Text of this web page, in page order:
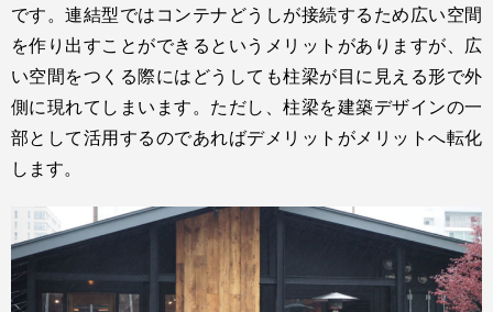
です。連結型ではコンテナどうしが接続するため広い空間
を作り出すことができるというメリットがありますが、広
い空間をつくる際にはどうしても柱梁が目に見える形で外
側に現れてしまいます。ただし、柱梁を建築デザインの一
部として活用するのであればデメリットがメリットへ転化
します。